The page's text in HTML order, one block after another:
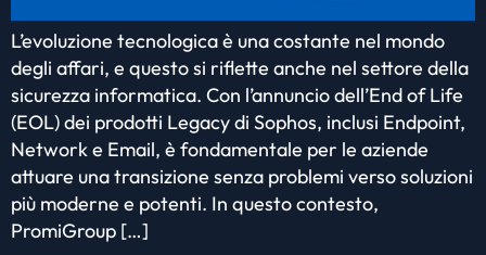
L’evoluzione tecnologica è una costante nel mondo
degli affari, e questo si riflette anche nel settore della
sicurezza informatica. Con l’annuncio dell’End of Life
(EOL) dei prodotti Legacy di Sophos, inclusi Endpoint,
Network e Email, è fondamentale per le aziende
attuare una transizione senza problemi verso soluzioni
più moderne e potenti. In questo contesto,
PromiGroup […]